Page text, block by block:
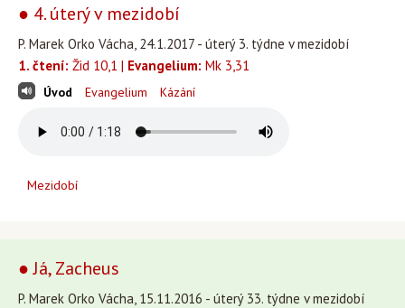
● 4. úterý v mezidobí
P. Marek Orko Vácha, 24.1.2017 - úterý 3. týdne v mezidobí
1. čtení: Žid 10,1 | Evangelium: Mk 3,31
Úvod Evangelium Kázání
Mezidobí
● Já, Zacheus
P. Marek Orko Vácha, 15.11.2016 - úterý 33. týdne v mezidobí